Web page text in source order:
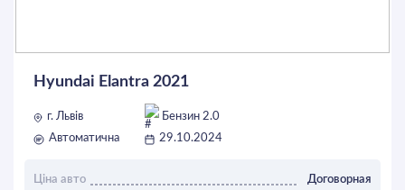
Hyundai Elantra 2021
г. Львів
Бензин 2.0
Автоматична
29.10.2024
Ціна авто
Договорная